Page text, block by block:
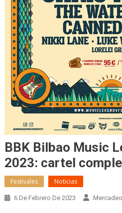
BBK Bilbao Music
2023: cartel
Festivales Noticias
6 De Febrero De 2023